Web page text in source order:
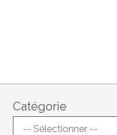
Catégorie
-- Sélectionner --